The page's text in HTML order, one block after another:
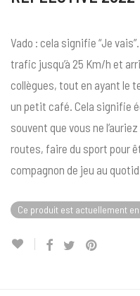
Vado : cela signifie “Je
trafic jusqu’à 25 Km/h et
collègues, tout en ayant le
un petit café. Cela signifie
souvent que vous ne
routes, faire du sport pour
compagnon de jeu au
Ce produit est actuellement